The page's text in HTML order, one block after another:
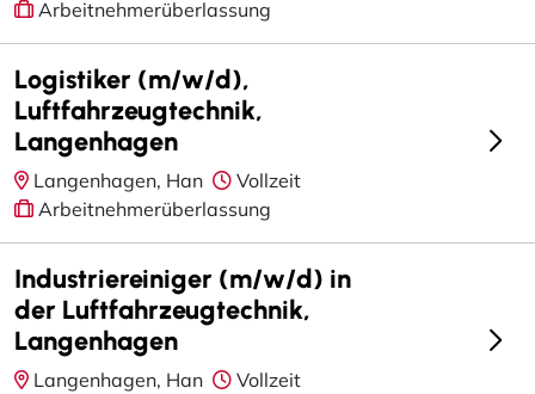
Arbeitnehmerüberlassung
Logistiker (m/w/d),
Luftfahrzeugtechnik,
Langenhagen
Langenhagen, Han
Vollzeit
Arbeitnehmerüberlassung
Industriereiniger (m/w/d) in
der Luftfahrzeugtechnik,
Langenhagen
Langenhagen, Han
Vollzeit